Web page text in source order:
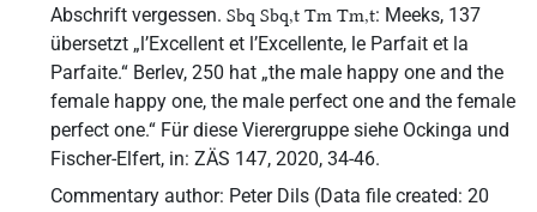
Abschrift vergessen. Sbq Sbq,t Tm Tm,t: Meeks, 137
übersetzt „l’Excellent et l’Excellente, le Parfait et la
Parfaite.“ Berlev, 250 hat „the male happy one and the
female happy one, the male perfect one and the female
perfect one.“ Für diese Vierergruppe siehe Ockinga und
Fischer-Elfert, in: ZÄS 147, 2020, 34-46.
Commentary author: Peter Dils (Data file created: 20